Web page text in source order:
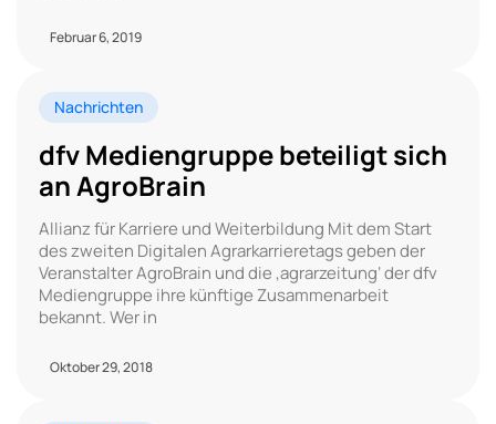
Februar 6, 2019
Nachrichten
dfv Mediengruppe beteiligt sich
an AgroBrain
Allianz für Karriere und Weiterbildung Mit dem Start
des zweiten Digitalen Agrarkarrieretags geben der
Veranstalter AgroBrain und die ‚agrarzeitung‘ der dfv
Mediengruppe ihre künftige Zusammenarbeit
bekannt. Wer in
Oktober 29, 2018